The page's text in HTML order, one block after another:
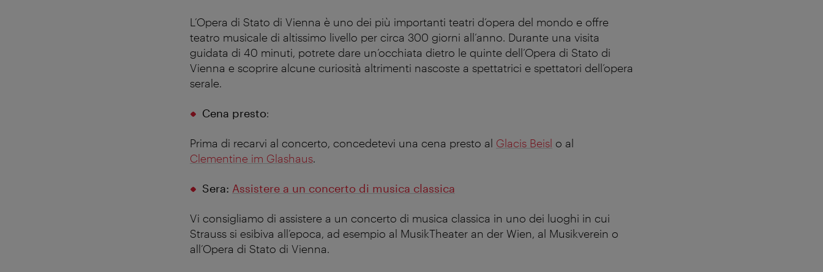
L’Opera di Stato di Vienna è uno dei più importanti teatri d’opera del mondo e offre
teatro musicale di altissimo livello per circa 300 giorni all’anno. Durante una visita
guidata di 40 minuti, potrete dare un’occhiata dietro le quinte dell’Opera di Stato di
Vienna e scoprire alcune curiosità altrimenti nascoste a spettatrici e spettatori dell’opera
serale.
Cena presto:
Prima di recarvi al concerto, concedetevi una cena presto al Glacis Beisl o al
Clementine im Glashaus.
Sera: Assistere a un concerto di musica classica
Vi consigliamo di assistere a un concerto di musica classica in uno dei luoghi in cui
Strauss si esibiva all’epoca, ad esempio al MusikTheater an der Wien, al Musikverein o
all’Opera di Stato di Vienna.